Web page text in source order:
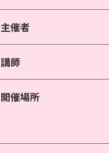
主催者
講師
開催場所